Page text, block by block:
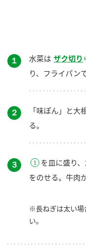
１ 水菜は ザク切り
り、フライパン
２
「味ぽん」と
る。
３
を皿に盛り
をのせる。牛肉
※長ねぎは太い場
い。